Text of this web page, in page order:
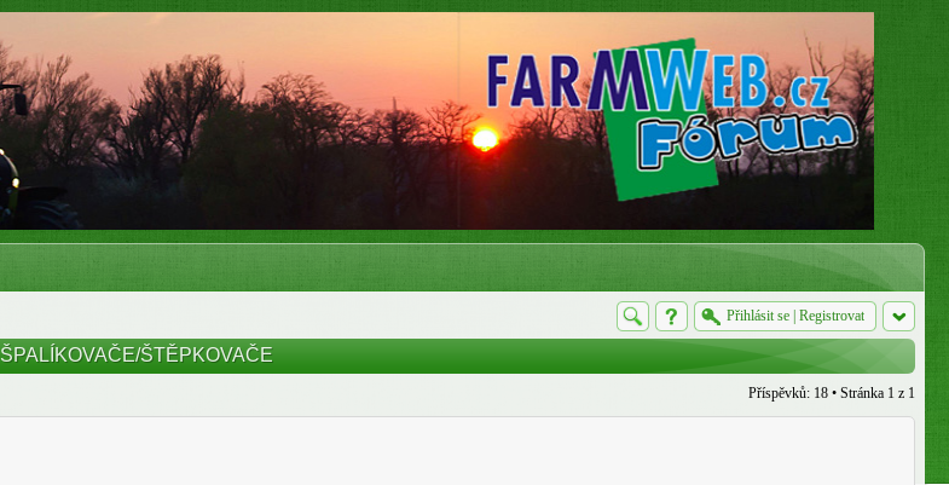
Přihlásit se Registrovat
ŠPALÍKOVAČE/ŠTĚPKOVAČE
Příspěvků: 18 • Stránka 1 z 1